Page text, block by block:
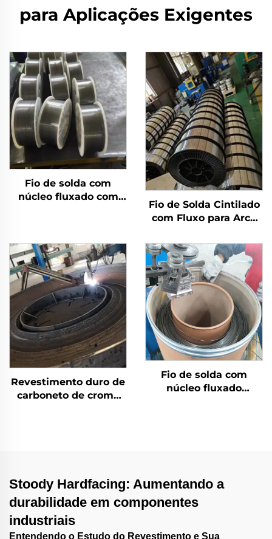
para Aplicações Exigentes
Fio de solda com
núcleo fluxado com
Fio de Solda Cintilado
com Fluxo para Arco
Revestimento duro de
carboneto de cromo
Fio de solda com
núcleo fluxado
Stoody Hardfacing: Aumentando a
durabilidade em componentes
industriais
Entendendo o Estudo do Revestimento e Sua